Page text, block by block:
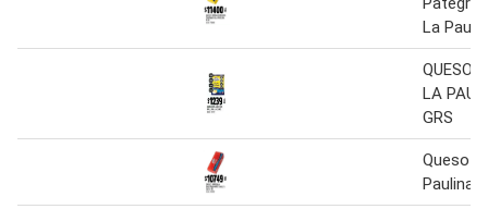
La
QUESO
LA
GRS
Queso
Paulina